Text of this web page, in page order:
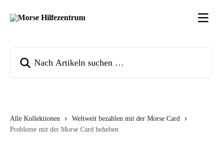
Alle Kollektionen
Weltweit bezahlen mit der Morse Card
Probleme mit der Morse Card beheben